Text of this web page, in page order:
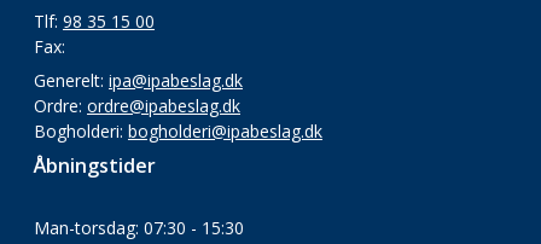
Tlf: 98 35 15 00
Fax:
Generelt: ipa@ipabeslag.dk
Ordre: ordre@ipabeslag.dk
Bogholderi: bogholderi@ipabeslag.dk
Åbningstider
Man-torsdag: 07:30 - 15:30